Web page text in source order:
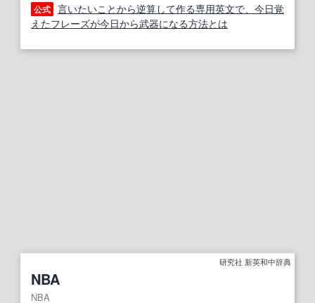
公式 言いたいことから逆算して作る専用英文で、今日覚
えたフレーズが今日から武器になる方法とは
研究社 新英和中辞典
NBA
NBA